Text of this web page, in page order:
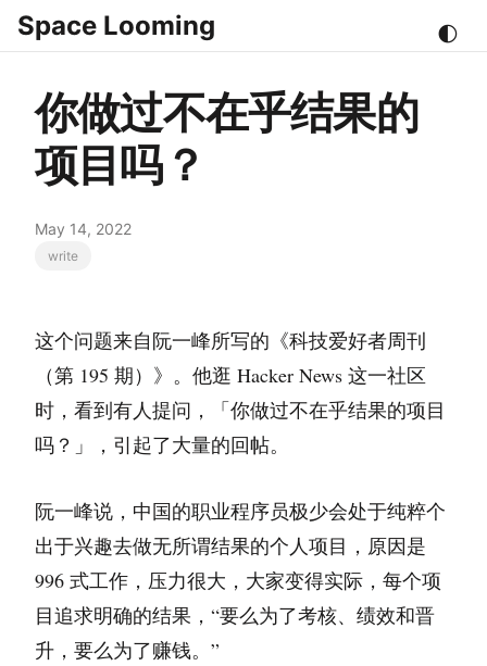
Space Looming 🌓
你做过不在乎结果的
项目吗？
May 14, 2022
write
这个问题来自阮一峰所写的《科技爱好者周刊
（第 195 期）》。他逛 Hacker News 这一社区
时，看到有人提问，「你做过不在乎结果的项目
吗？」，引起了大量的回帖。
阮一峰说，中国的职业程序员极少会处于纯粹个
出于兴趣去做无所谓结果的个人项目，原因是
996 式工作，压力很大，大家变得实际，每个项
目追求明确的结果，“要么为了考核、绩效和晋
升，要么为了赚钱。”